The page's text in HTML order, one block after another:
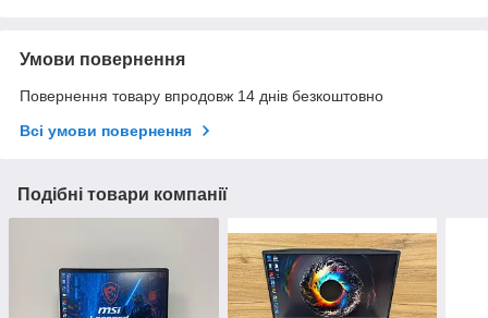
Умови повернення
Повернення товару впродовж 14 днів безкоштовно
Всі умови повернення
Подібні товари компанії